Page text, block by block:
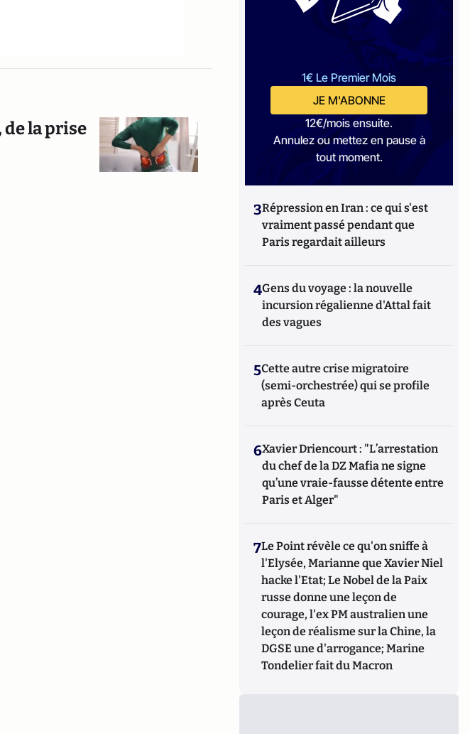
la prise
1€ Le Premier Mois
JE M'ABONNE
12€/mois ensuite.
Annulez ou mettez en pause à
tout moment.
3Répression en Iran : ce qui s'est
vraiment passé pendant que
Paris regardait ailleurs
4Gens du voyage : la nouvelle
incursion régalienne d'Attal fait
des vagues
5Cette autre crise migratoire
(semi-orchestrée) qui se profile
après Ceuta
6Xavier Driencourt : "L’arrestation
du chef de la DZ Mafia ne signe
qu’une vraie-fausse détente entre
Paris et Alger"
7Le Point révèle ce qu'on sniffe à
l'Elysée, Marianne que Xavier Niel
hacke l'Etat; Le Nobel de la Paix
russe donne une leçon de
courage, l'ex PM australien une
leçon de réalisme sur la Chine, la
DGSE une d'arrogance; Marine
Tondelier fait du Macron